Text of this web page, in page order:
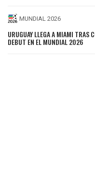
MUNDIAL 2026
URUGUAY LLEGA A MIAMI TRAS
DEBUT EN EL MUNDIAL 2026